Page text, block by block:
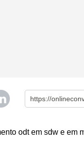
odt em sdw e em